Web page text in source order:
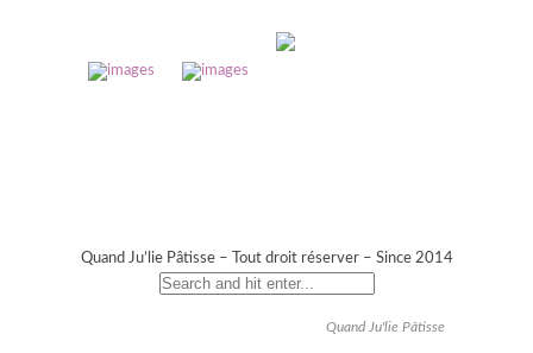
Quand Ju’lie Pâtisse – Tout droit réserver – Since 2014
Quand Ju'lie Pâtisse